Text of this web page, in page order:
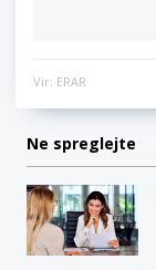
Vir: ERAR
Ne spreglejte